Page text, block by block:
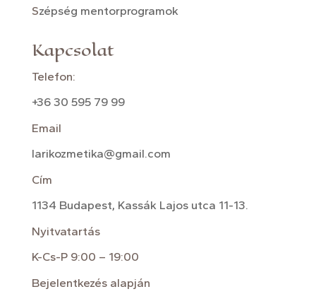
Szépség mentorprogramok
Kapcsolat
Telefon:
+36 30 595 79 99
Email
larikozmetika@gmail.com
Cím
1134 Budapest, Kassák Lajos utca 11-13.
Nyitvatartás
K-Cs-P 9:00 – 19:00
Bejelentkezés alapján